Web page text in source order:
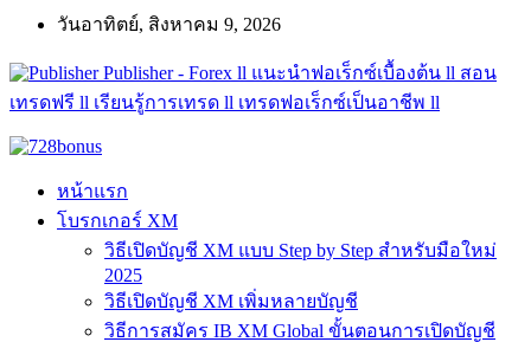
วันอาทิตย์, สิงหาคม 9, 2026
Publisher - Forex ll แนะนำฟอเร็กซ์เบื้องต้น ll สอน
เทรดฟรี ll เรียนรู้การเทรด ll เทรดฟอเร็กซ์เป็นอาชีพ ll
หน้าแรก
โบรกเกอร์ XM
วิธีเปิดบัญชี XM แบบ Step by Step สำหรับมือใหม่
2025
วิธีเปิดบัญชี XM เพิ่มหลายบัญชี
วิธีการสมัคร IB XM Global ขั้นตอนการเปิดบัญชี